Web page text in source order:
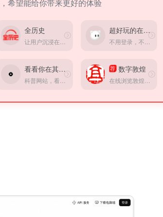
希望能给你带来更好的体验
全历史 超好玩的在线小游戏
看看你在其它星球的岁数 荐 数字敦煌